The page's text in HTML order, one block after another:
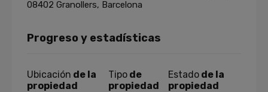
08402 Granollers, Barcelona
Progreso y estadísticas
Ubicación de la
propiedad
Tipo de
propiedad
Estado de la
propiedad